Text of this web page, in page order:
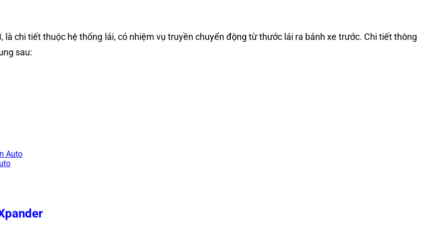
là chi tiết thuộc hệ thống lái, có nhiệm vụ truyền chuyển động từ thước lái ra bánh xe trước. Chi tiết thông
sau:
Auto